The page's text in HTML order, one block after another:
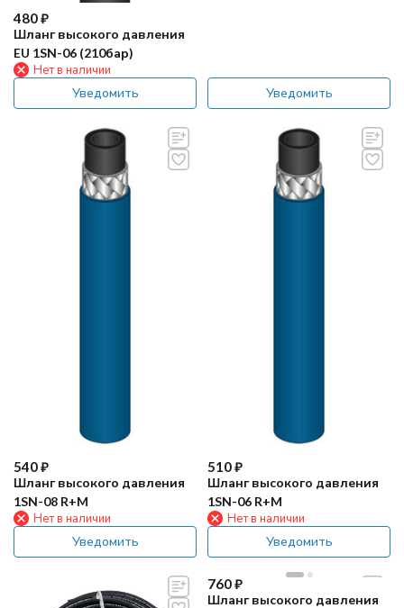
480₽
Шланг высокого давления
EU 1SN-06 (210бар)
Нет в наличии
Уведомить Уведомить
540₽
Шланг высокого давления
1SN-08 R+M
Нет в наличии
Уведомить
510₽
Шланг высокого давления
1SN-06 R+M
Нет в наличии
Уведомить
760₽
Шланг высокого давления